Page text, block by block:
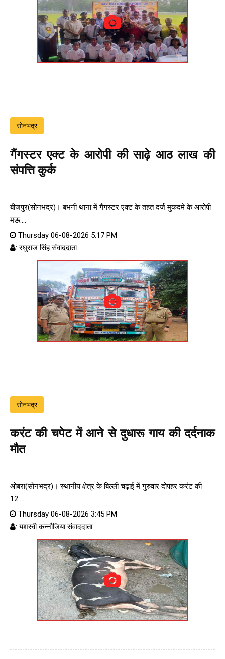
सोनभद्र
गैंगस्टर एक्ट के आरोपी की साढ़े आठ लाख की
संपत्ति कुर्क
बीजपुर(सोनभद्र)। बभनी थाना में गैंगस्टर एक्ट के तहत दर्ज मुकदमे के आरोपी
मऊ....
Thursday 06-08-2026 5:17 PM
: रघुराज सिंह संवाददाता
सोनभद्र
करंट की चपेट में आने से दुधारू गाय की दर्दनाक
मौत
ओबरा(सोनभद्र)। स्थानीय क्षेत्र के बिल्ली चढ़ाई में गुरुवार दोपहर करंट की
12....
Thursday 06-08-2026 3:45 PM
: यशस्वी कन्नौजिया संवाददाता